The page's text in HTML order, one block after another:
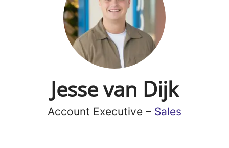
Jesse van Dijk
Account Executive – Sales